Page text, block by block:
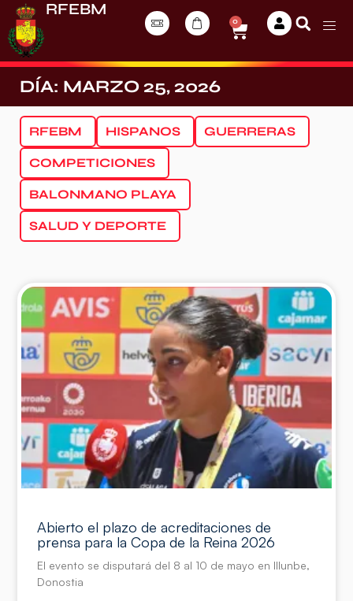
RFEBM
0
DÍA: MARZO 25, 2026
RFEBM HISPANOS GUERRERAS
COMPETICIONES
BALONMANO PLAYA
SALUD Y DEPORTE
Abierto el plazo de acreditaciones de
prensa para la Copa de la Reina 2026
El evento se disputará del 8 al 10 de mayo en Illunbe,
Donostia